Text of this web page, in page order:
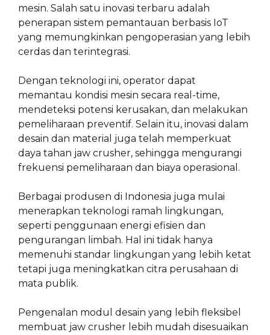
mesin. Salah satu inovasi terbaru adalah
penerapan sistem pemantauan berbasis IoT
yang memungkinkan pengoperasian yang lebih
cerdas dan terintegrasi.
Dengan teknologi ini, operator dapat
memantau kondisi mesin secara real-time,
mendeteksi potensi kerusakan, dan melakukan
pemeliharaan preventif. Selain itu, inovasi dalam
desain dan material juga telah memperkuat
daya tahan jaw crusher, sehingga mengurangi
frekuensi pemeliharaan dan biaya operasional.
Berbagai produsen di Indonesia juga mulai
menerapkan teknologi ramah lingkungan,
seperti penggunaan energi efisien dan
pengurangan limbah. Hal ini tidak hanya
memenuhi standar lingkungan yang lebih ketat
tetapi juga meningkatkan citra perusahaan di
mata publik.
Pengenalan modul desain yang lebih fleksibel
membuat jaw crusher lebih mudah disesuaikan